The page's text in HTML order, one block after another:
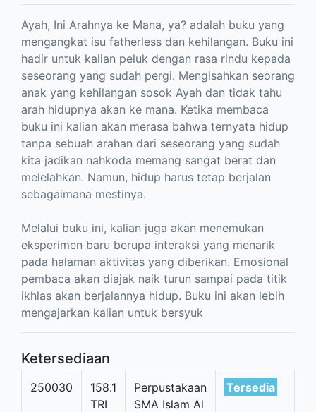
Ayah, Ini Arahnya ke Mana, ya? adalah buku yang
mengangkat isu fatherless dan kehilangan. Buku ini
hadir untuk kalian peluk dengan rasa rindu kepada
seseorang yang sudah pergi. Mengisahkan seorang
anak yang kehilangan sosok Ayah dan tidak tahu
arah hidupnya akan ke mana. Ketika membaca
buku ini kalian akan merasa bahwa ternyata hidup
tanpa sebuah arahan dari seseorang yang sudah
kita jadikan nahkoda memang sangat berat dan
melelahkan. Namun, hidup harus tetap berjalan
sebagaimana mestinya.
Melalui buku ini, kalian juga akan menemukan
eksperimen baru berupa interaksi yang menarik
pada halaman aktivitas yang diberikan. Emosional
pembaca akan diajak naik turun sampai pada titik
ikhlas akan berjalannya hidup. Buku ini akan lebih
mengajarkan kalian untuk bersyuk
Ketersediaan
250030
158.1
TRI
Perpustakaan
SMA Islam Al
Tersedia